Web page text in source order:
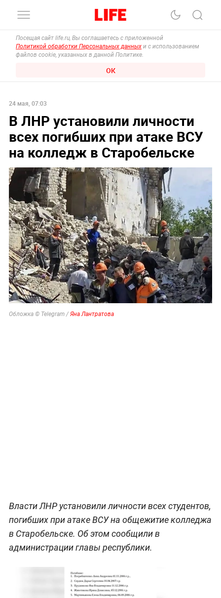
Посещая сайт life.ru, Вы соглашаетесь с приложенной
Политикой обработки Персональных данных и с использованием
файлов cookie, указанных в данной Политике.
ОК
24 мая, 07:03
В ЛНР установили личности
всех погибших при атаке ВСУ
на колледж в Старобельске
Обложка © Telegram /Яна Лантратова
Власти ЛНР установили личности всех студентов,
погибших при атаке ВСУ на общежитие колледжа
в Старобельске. Об этом сообщили в
администрации главы республики.